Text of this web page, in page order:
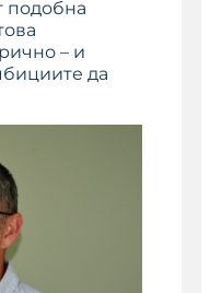
подобна
– и
да